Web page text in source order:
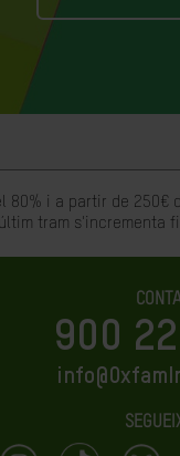
i a partir de 250€
tram s'incrementa
900